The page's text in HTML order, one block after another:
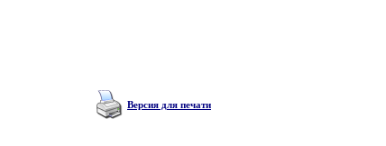
Версия для печати